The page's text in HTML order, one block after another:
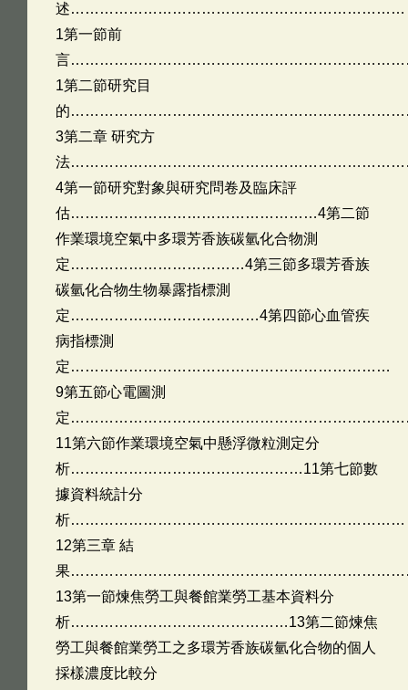
述……………………………………………………………
1第一節前
言
1第二節研究目
的
3第二章 研究方
法
4第一節研究對象與研究問卷及臨床評
估……………………………………………4第二節
作業環境空氣中多環芳香族碳氫化合物測
定………………………………4第三節多環芳香族
碳氫化合物生物暴露指標測
定…………………………………4第四節心血管疾
病指標測
定…………………………………………………………
9第五節心電圖測
定
11第六節作業環境空氣中懸浮微粒測定分
析…………………………………………11第七節數
據資料統計分
析……………………………………………………………
12第三章 結
果
13第一節煉焦勞工與餐館業勞工基本資料分
析………………………………………13第二節煉焦
勞工與餐館業勞工之多環芳香族碳氫化合物的個人
採樣濃度比較分